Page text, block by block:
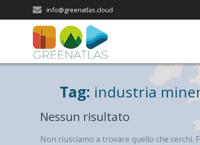
al
contenuto
info@greenatlas.cloud
Tag: industria
Nessun risultato
Non riusciamo a trovare quello che cerchi.